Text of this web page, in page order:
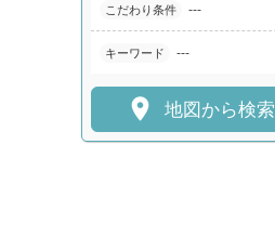
こだわり条件 ---
キーワード ---
 地図から検索